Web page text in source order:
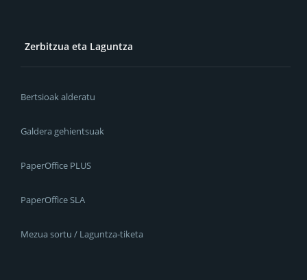
Zerbitzua eta Laguntza
Bertsioak alderatu
Galdera gehientsuak
PaperOffice PLUS
PaperOffice SLA
Mezua sortu / Laguntza-tiketa